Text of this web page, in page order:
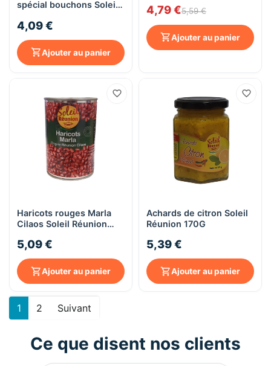
spécial bouchons Soleil
4,09 €
Ajouter au panier
4,79 €5,59 €
Ajouter au panier
Haricots rouges Marla
Cilaos Soleil Réunion
5,09 €
Ajouter au panier
Achards de citron Soleil
Réunion 170G
5,39 €
Ajouter au panier
1 2 Suivant
Ce que disent nos clients